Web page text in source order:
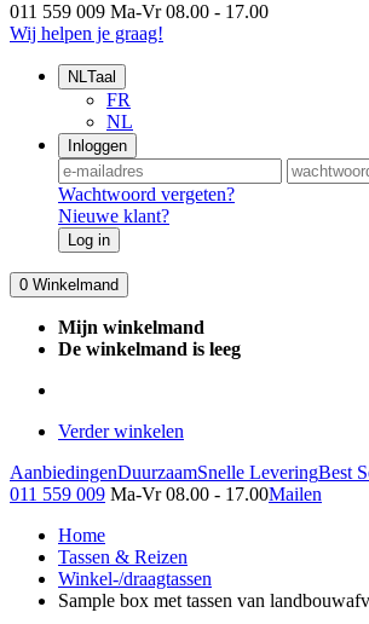
011 559 009 Ma-Vr 08.00 - 17.00
Wij helpen je graag!
NLTaal
FR
NL
Inloggen
Wachtwoord vergeten?
Nieuwe klant?
Log in
0 Winkelmand
Mijn winkelmand
De winkelmand is leeg
Verder winkelen
AanbiedingenDuurzaamSnelle LeveringBest
011 559 009 Ma-Vr 08.00 - 17.00Mailen
Home
Tassen & Reizen
Winkel-/draagtassen
Sample box met tassen van